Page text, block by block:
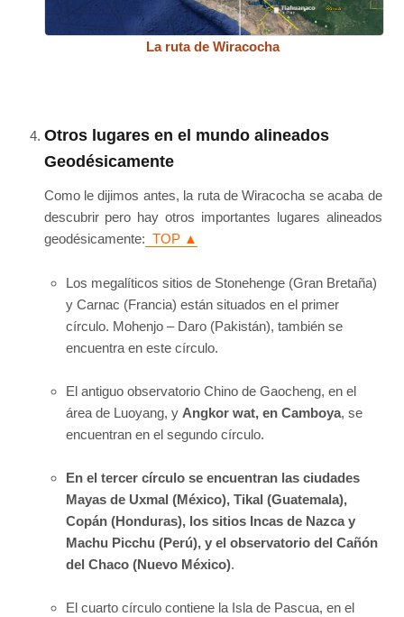
La ruta de Wiracocha
Otros lugares en el mundo alineados
Geodésicamente
Como le dijimos antes, la ruta de Wiracocha se acaba de
descubrir pero hay otros importantes lugares alineados
geodésicamente: TOP ▲
Los megalíticos sitios de Stonehenge (Gran Bretaña)
y Carnac (Francia) están situados en el primer
círculo. Mohenjo – Daro (Pakistán), también se
encuentra en este círculo.
El antiguo observatorio Chino de Gaocheng, en el
área de Luoyang, y Angkor wat, en Camboya, se
encuentran en el segundo círculo.
En el tercer círculo se encuentran las ciudades
Mayas de Uxmal (México), Tikal (Guatemala),
Copán (Honduras), los sitios Incas de Nazca y
Machu Picchu (Perú), y el observatorio del Cañón
del Chaco (Nuevo México).
El cuarto círculo contiene la Isla de Pascua, en el